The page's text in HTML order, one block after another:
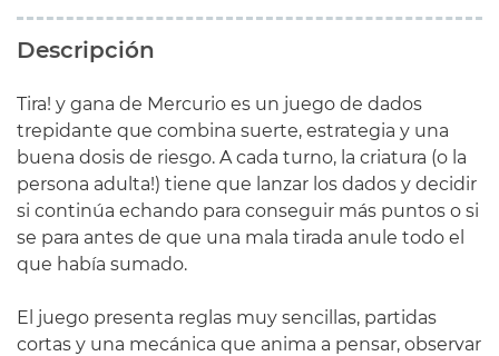
Descripción
Tira! y gana de Mercurio es un juego de dados
trepidante que combina suerte, estrategia y una
buena dosis de riesgo. A cada turno, la criatura (o la
persona adulta!) tiene que lanzar los dados y decidir
si continúa echando para conseguir más puntos o si
se para antes de que una mala tirada anule todo el
que había sumado.
El juego presenta reglas muy sencillas, partidas
cortas y una mecánica que anima a pensar, observar